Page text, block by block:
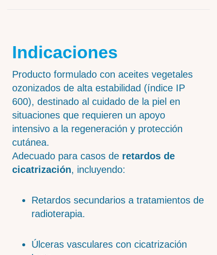
Indicaciones
Producto formulado con aceites vegetales
ozonizados de alta estabilidad (índice IP
600), destinado al cuidado de la piel en
situaciones que requieren un apoyo
intensivo a la regeneración y protección
cutánea.
Adecuado para casos de retardos de
cicatrización, incluyendo:
Retardos secundarios a tratamientos de
radioterapia.
Úlceras vasculares con cicatrización